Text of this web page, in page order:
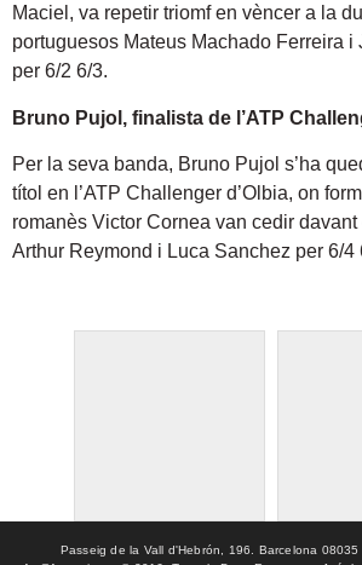
Maciel, va repetir triomf en vèncer a la
portuguesos Mateus Machado Ferreira i
per 6/2 6/3.
Bruno Pujol, finalista de l’ATP
Per la seva banda, Bruno Pujol s’ha
títol en l’ATP Challenger d’Olbia, on
romanès Victor Cornea van cedir
Arthur Reymond i Luca Sanchez per 6/4
Passeig de la Vall d'Hebrón, 196. Barcelona